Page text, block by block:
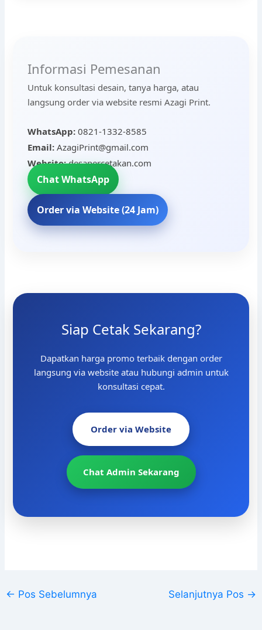
Informasi Pemesanan
Untuk konsultasi desain, tanya harga, atau
langsung order via website resmi Azagi Print.
WhatsApp:0821-1332-8585
Email:AzagiPrint@gmail.com
Website:desapercetakan.com
Chat WhatsApp
Order via Website (24 Jam)
Siap Cetak Sekarang?
Dapatkan harga promo terbaik dengan order
langsung via website atau hubungi admin untuk
konsultasi cepat.
Order via Website
Chat Admin Sekarang
← Pos Sebelumnya Selanjutnya Pos →